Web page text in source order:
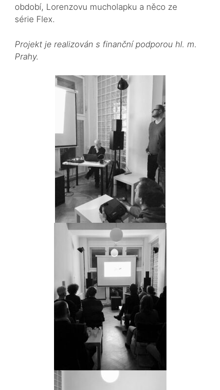
období, Lorenzovu mucholapku a něco ze
série Flex.
Projekt je realizován s finanční podporou hl. m.
Prahy.